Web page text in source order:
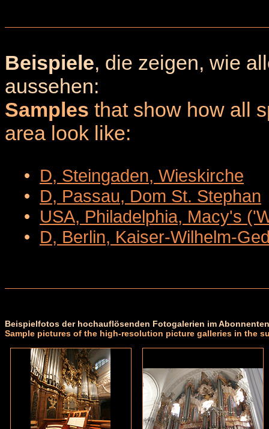
Beispiele, die zeigen, wie
aussehen:
Samples that show how all
area look like:
• D, Steingaden, Wieskirche
• D, Passau, Dom St. Stephan
• USA, Philadelphia, Macy's
• D, Berlin, Kaiser-Wilhelm-
Beispielfotos der hochauflösenden Fotogalerien im
Sample pictures of the high-resolution picture galleries in the